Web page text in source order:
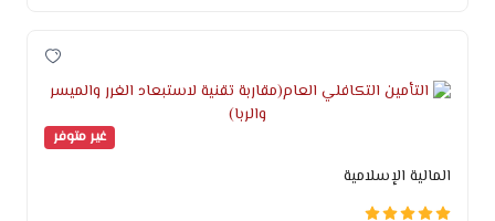
غير متوفر
المالية الإسلامية